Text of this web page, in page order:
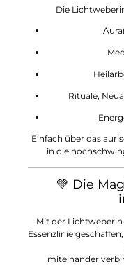
Die
Rituale,
Einfach über das
in die
💚 Die
Mit der
Essenzlinie
miteinander